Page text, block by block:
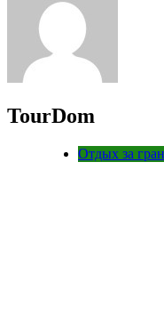
TourDom
Отдых за